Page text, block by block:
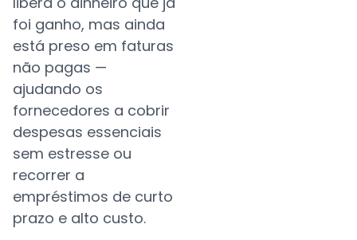
foi ganho, mas ainda
está preso em faturas
não pagas —
ajudando os
fornecedores a cobrir
despesas essenciais
sem estresse ou
recorrer a
empréstimos de curto
prazo e alto custo.